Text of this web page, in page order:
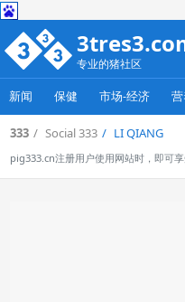
专业的猪社区
新闻 保健 市场-经济
333 Social 333 LI QIANG
pig333.cn注册用户使用网站时，即可